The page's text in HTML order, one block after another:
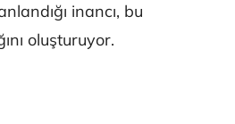
inancı, bu
oluşturuyor.